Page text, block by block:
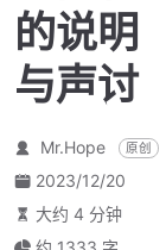
的说明
与声讨
Mr.Hope 原创
2023/12/20
大约 4 分钟